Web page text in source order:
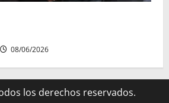
08/06/2026
los derechos reservados.